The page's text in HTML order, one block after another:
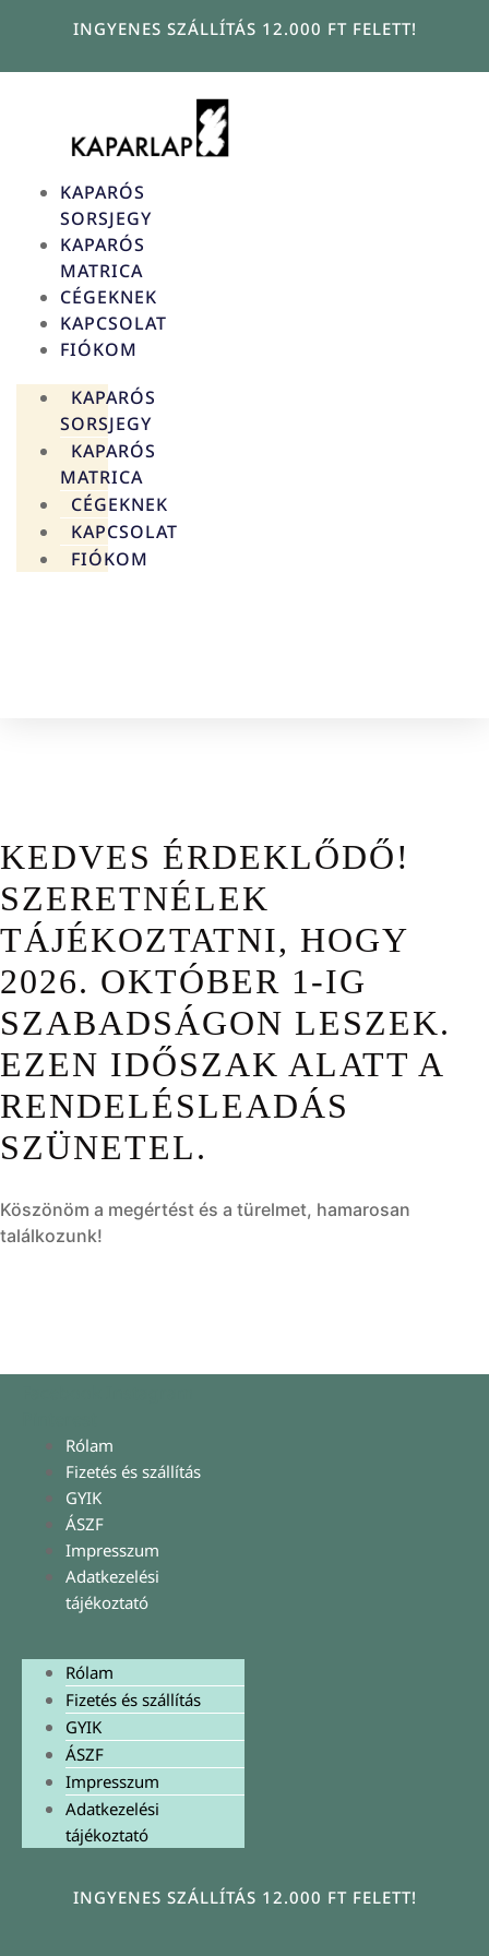
INGYENES SZÁLLÍTÁS 12.000 FT FELETT!
KAPARÓS
SORSJEGY
KAPARÓS
MATRICA
CÉGEKNEK
KAPCSOLAT
FIÓKOM
KAPARÓS
SORSJEGY
KAPARÓS
MATRICA
CÉGEKNEK
KAPCSOLAT
FIÓKOM
KEDVES ÉRDEKLŐDŐ!
SZERETNÉLEK
TÁJÉKOZTATNI, HOGY
2026. OKTÓBER 1-IG
SZABADSÁGON LESZEK.
EZEN IDŐSZAK ALATT A
RENDELÉSLEADÁS
SZÜNETEL.
Köszönöm a megértést és a türelmet, hamarosan
találkozunk!
Rólam
Fizetés és szállítás
GYIK
ÁSZF
Impresszum
Adatkezelési
tájékoztató
Rólam
Fizetés és szállítás
GYIK
ÁSZF
Impresszum
Adatkezelési
tájékoztató
INGYENES SZÁLLÍTÁS 12.000 FT FELETT!